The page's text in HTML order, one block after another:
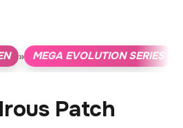
» MEGA EVOLUTION SERIES
Patch